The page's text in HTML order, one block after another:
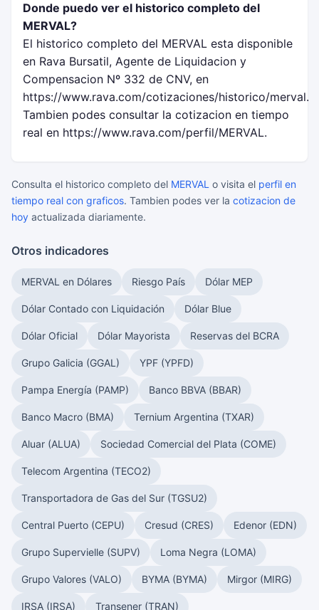
Donde puedo ver el historico completo del
MERVAL?
El historico completo del MERVAL esta disponible
en Rava Bursatil, Agente de Liquidacion y
Compensacion Nº 332 de CNV, en
https://www.rava.com/cotizaciones/historico/merval.
Tambien podes consultar la cotizacion en tiempo
real en https://www.rava.com/perfil/MERVAL.
Consulta el historico completo del MERVAL o visita el perfil en
tiempo real con graficos. Tambien podes ver la cotizacion de
hoy actualizada diariamente.
Otros indicadores
MERVAL en Dólares Riesgo País Dólar MEP
Dólar Contado con Liquidación Dólar Blue
Dólar Oficial Dólar Mayorista Reservas del BCRA
Grupo Galicia (GGAL) YPF (YPFD)
Pampa Energía (PAMP) Banco BBVA (BBAR)
Banco Macro (BMA) Ternium Argentina (TXAR)
Aluar (ALUA) Sociedad Comercial del Plata (COME)
Telecom Argentina (TECO2)
Transportadora de Gas del Sur (TGSU2)
Central Puerto (CEPU) Cresud (CRES) Edenor (EDN)
Grupo Supervielle (SUPV) Loma Negra (LOMA)
Grupo Valores (VALO) BYMA (BYMA) Mirgor (MIRG)
IRSA (IRSA) Transener (TRAN)